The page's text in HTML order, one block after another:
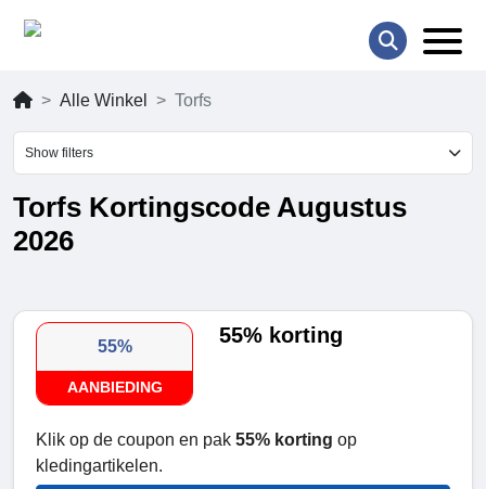
Alle Winkel Torfs
Show filters
Torfs Kortingscode Augustus
2026
55%
AANBIEDING
55% korting
Klik op de coupon en pak 55% korting op
kledingartikelen.